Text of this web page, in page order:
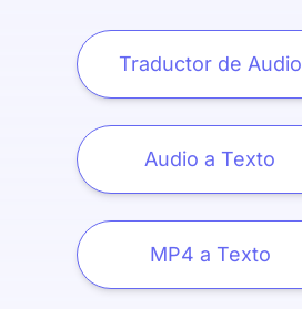
Traductor de Audio
Audio a Texto
MP4 a Texto